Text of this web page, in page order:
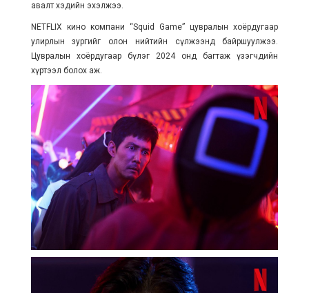
авалт хэдийн эхэлжээ.
NETFLIX кино компани “Squid Game” цувралын хоёрдугаар
улирлын зургийг олон нийтийн сүлжээнд байршуулжээ.
Цувралын хоёрдугаар бүлэг 2024 онд багтаж үзэгчдийн
хүртээл болох аж.